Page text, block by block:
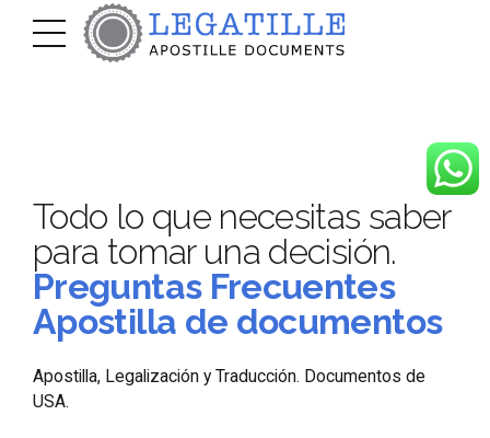
Todo lo que necesitas saber
para tomar una decisión.
Preguntas Frecuentes
Apostilla de documentos
Apostilla, Legalización y Traducción. Documentos de
USA.